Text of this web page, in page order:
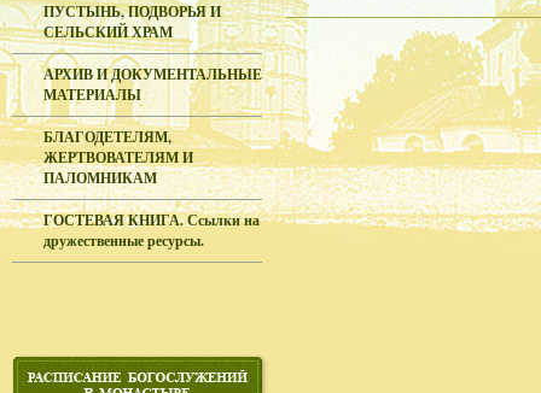
ПУСТЫНЬ, ПОДВОРЬЯ И
СЕЛЬСКИЙ ХРАМ
АРХИВ И ДОКУМЕНТАЛЬНЫЕ
МАТЕРИАЛЫ
БЛАГОДЕТЕЛЯМ,
ЖЕРТВОВАТЕЛЯМ И
ПАЛОМНИКАМ
ГОСТЕВАЯ КНИГА. Ссылки на
дружественные ресурсы.